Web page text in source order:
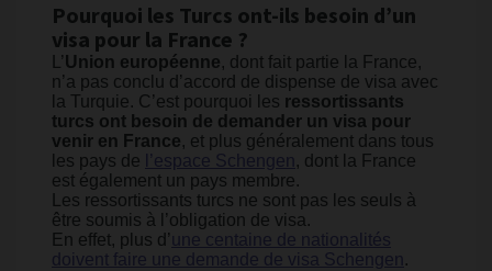
Pourquoi les Turcs ont-ils besoin d’un
visa pour la France ?
L’Union européenne, dont fait partie la France,
n’a pas conclu d’accord de dispense de visa avec
la Turquie. C’est pourquoi les ressortissants
turcs ont besoin de demander un visa pour
venir en France, et plus généralement dans tous
les pays de
l’espace Schengen
, dont la France
est également un pays membre.
Les ressortissants turcs ne sont pas les seuls à
être soumis à l’obligation de visa.
En effet, plus d’
une centaine de nationalités
doivent faire une demande de visa Schengen
.